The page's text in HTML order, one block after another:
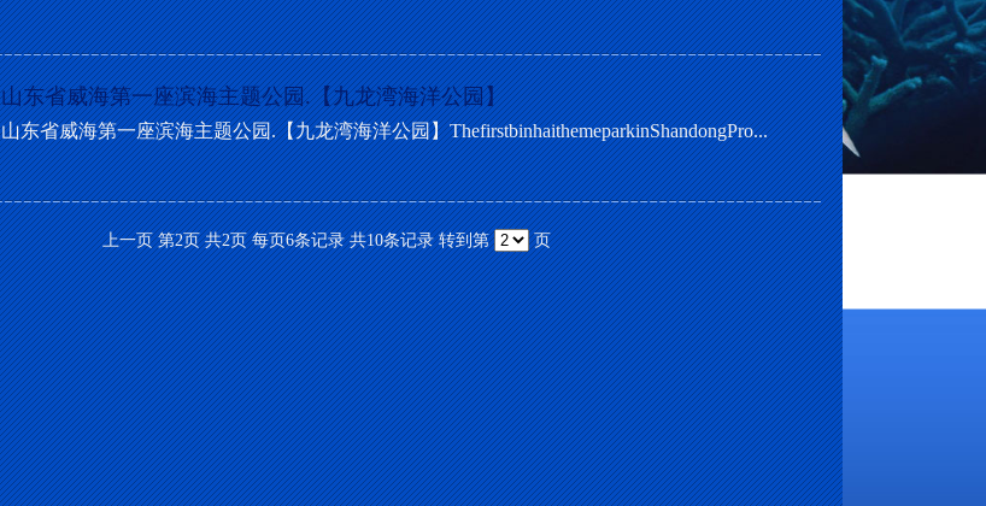
山东省威海第一座滨海主题公园.【九龙湾海洋公园】
山东省威海第一座滨海主题公园.【九龙湾海洋公园】ThefirstbinhaithemeparkinShandongPro...
上一页第2页 共2页 每页6条记录 共10条记录 转到第 页